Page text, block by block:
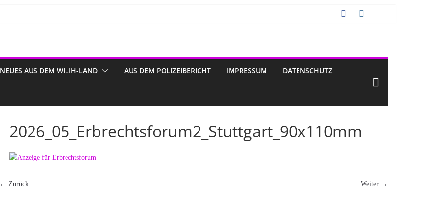
NEUES AUS DEM WILIH-LAND AUS DEM POLIZEIBERICHT IMPRESSUM DATENSCHUTZ
2026_05_Erbrechtsforum2_Stuttgart_90x110mm
← Zurück Weiter →